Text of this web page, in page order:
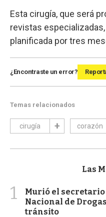
Esta cirugía, que será
revistas
planificada por tres
¿Encontraste un error?
Temas relacionados
cirugía corazón
Las
1
Murió el
Nacional de
tránsito